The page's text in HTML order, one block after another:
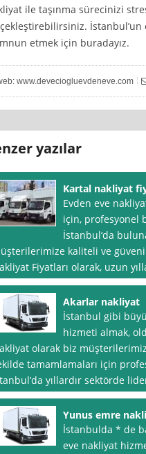
ile taşınma sürecinizi
İstanbul’un
etmek için buradayız.
www.deveciogluevdeneve.com
yazılar
Kartal nakliyat
Evden eve
için, profesyonel
İstanbul‘da
kaliteli ve
Fiyatları olarak, uzun
Akarlar nakliyat
İstanbul gibi
hizmeti almak,
olarak biz
tamamlamaları için
yıllardır sektörde
Yunus emre
İstanbulda * de
eve nakliyat